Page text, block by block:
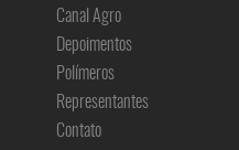
Canal Agro
Depoimentos
Polímeros
Representantes
Contato